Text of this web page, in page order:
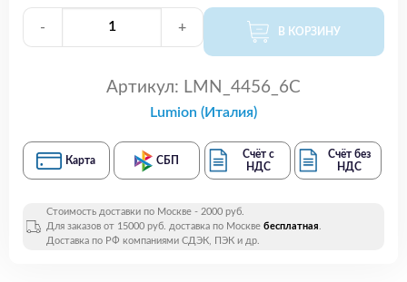
- + В КОРЗИНУ
Артикул: LMN_4456_6C
Lumion (Италия)
Карта СБП
Счёт с
НДС
Счёт без
НДС
Стоимость доставки по Москве - 2000 руб.
Для заказов от 15000 руб. доставка по Москве бесплатная.
Доставка по РФ компаниями СДЭК, ПЭК и др.